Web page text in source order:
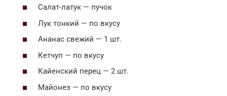
Салат-латук — пучок
Лук тонкий — по вкусу
Ананас свежий — 1 шт.
Кетчуп — по вкусу
Кайенский перец — 2 шт.
Майонез — по вкусу